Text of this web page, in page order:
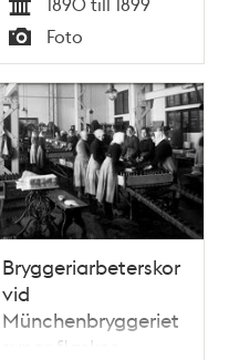
Ander Leopold
Berg, före detta
kassör Ludvig
Carlsson samt
bryggmästare Sven
Hydén.
Tid
Typ
Foto
Bryggeriarbeterskor
vid
Münchenbryggeriet
synar flaskor.